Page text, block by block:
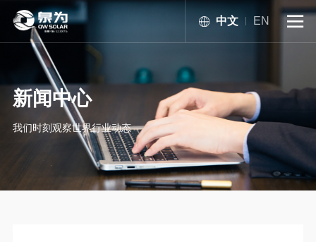
中文 EN 
新闻中心
我们时刻观察世界行业动态